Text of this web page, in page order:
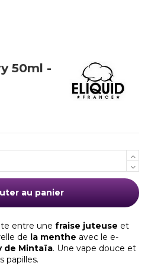
50ml -
au panier
entre une fraise juteuse et
de la menthe avec le e-
de Mintaïa. Une vape douce et
papilles.